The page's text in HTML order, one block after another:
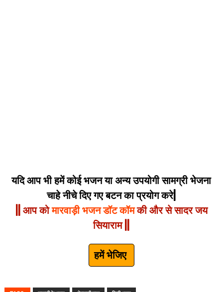
यदि आप भी हमें कोई भजन या अन्य उपयोगी सामग्री भेजना
चाहे नीचे दिए गए बटन का प्रयोग करे|
|| आप कोमारवाड़ी भजन डॉट कॉमकी और से सादर जय
सियाराम ||
हमें भेजिए